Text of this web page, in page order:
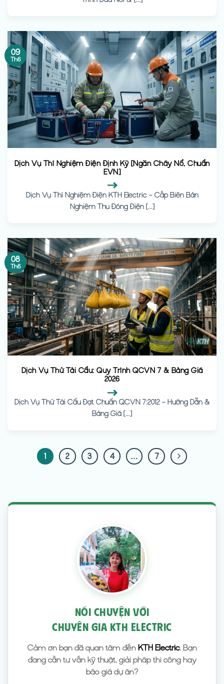
Dịch Vụ Thí Nghiệm Điện Định Kỳ [Ngăn Cháy Nổ, Chuẩn
EVN]
Dịch Vụ Thí Nghiệm Điện KTH Electric – Cấp Biên Bản
Nghiệm Thu Đóng Điện [...]
09
Th6
Dịch Vụ Thử Tải Cẩu: Quy Trình QCVN 7 & Bảng Giá
2026
Dịch Vụ Thử Tải Cẩu Đạt Chuẩn QCVN 7:2012 – Hướng Dẫn &
Bảng Giá [...]
08
Th6
1 2 3 4 … 7
NÓI CHUYỆN VỚI
CHUYÊN GIA KTH ELECTRIC
Cảm ơn bạn đã quan tâm đến KTH Electric. Bạn
đang cần tư vấn kỹ thuật, giải pháp thi công hay
báo giá dự án?